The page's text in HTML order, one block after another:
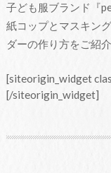
子ども服ブランド『
紙コップとマスキン
ダーの作り方をご紹
[siteorigin_widget
[/siteorigin_widget]